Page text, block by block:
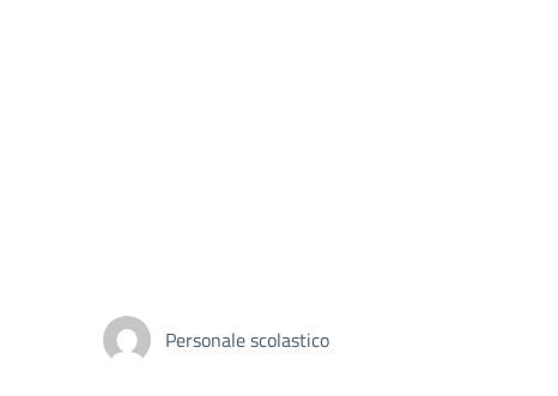
Personale scolastico